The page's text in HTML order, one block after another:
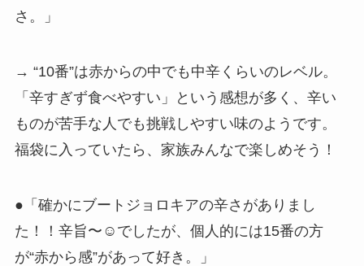
さ。」
→ “10番”は赤からの中でも中辛くらいのレベル。
「辛すぎず食べやすい」という感想が多く、辛い
ものが苦手な人でも挑戦しやすい味のようです。
福袋に入っていたら、家族みんなで楽しめそう！
●「確かにブートジョロキアの辛さがありまし
た！！辛旨〜☺️でしたが、個人的には15番の方
が“赤から感”があって好き。」